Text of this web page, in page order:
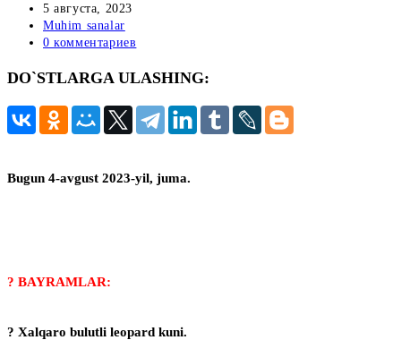
записи:
Запись
опубликована:
5 августа, 2023
Рубрика
записи:
Muhim sanalar
Комментарии
записи:
0 комментариев
DO`STLARGA ULASHING:
Bugun 4-avgust 2023-yil, juma.
? BAYRAMLAR:
? Xalqaro bulutli leopard kuni.